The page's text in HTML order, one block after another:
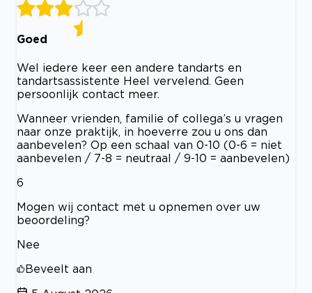
Goed
Wel iedere keer een andere tandarts en
tandartsassistente Heel vervelend. Geen
persoonlijk contact meer.
Wanneer vrienden, familie of collega’s u vragen
naar onze praktijk, in hoeverre zou u ons dan
aanbevelen? Op een schaal van 0-10 (0-6 = niet
aanbevelen / 7-8 = neutraal / 9-10 = aanbevelen)
6
Mogen wij contact met u opnemen over uw
beoordeling?
Nee
Beveelt aan